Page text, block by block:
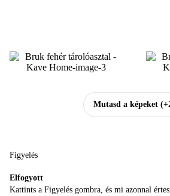
Mutasd a képeket
Figyelés
Elfogyott
Kattints a Figyelés gombra, és mi azonnal